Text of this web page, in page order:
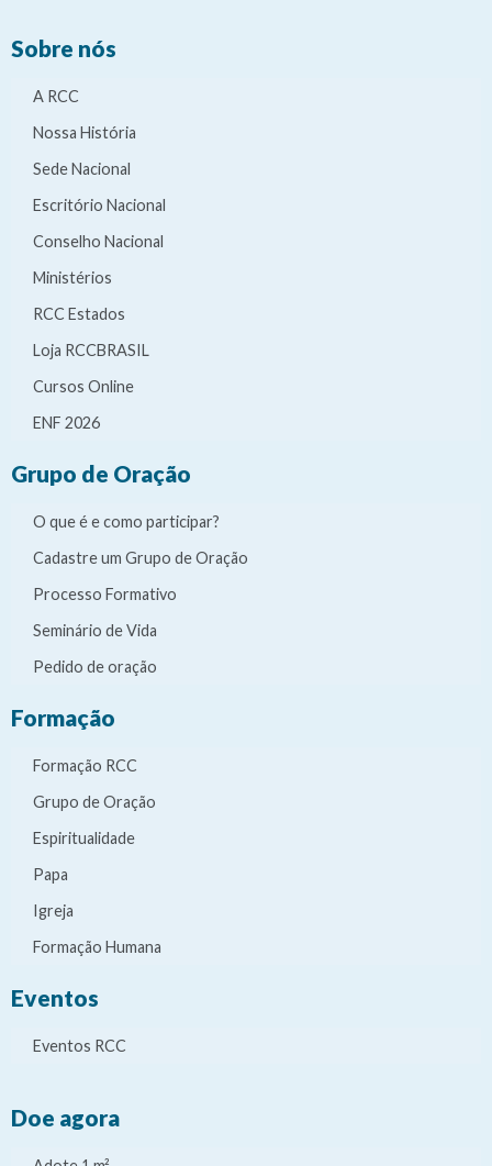
Sobre nós
A RCC
Nossa História
Sede Nacional
Escritório Nacional
Conselho Nacional
Ministérios
RCC Estados
Loja RCCBRASIL
Cursos Online
ENF 2026
Grupo de Oração
O que é e como participar?
Cadastre um Grupo de Oração
Processo Formativo
Seminário de Vida
Pedido de oração
Formação
Formação RCC
Grupo de Oração
Espiritualidade
Papa
Igreja
Formação Humana
Eventos
Eventos RCC
Doe agora